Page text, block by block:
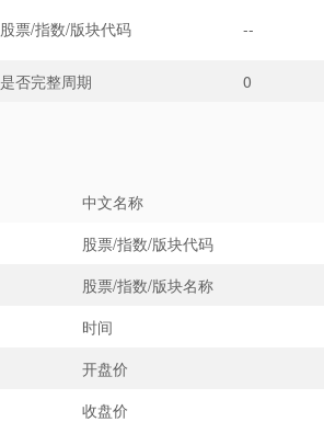
股票/指数/版块代码 --
是否完整周期 0
中文名称
股票/指数/版块代码
股票/指数/版块名称
时间
开盘价
收盘价